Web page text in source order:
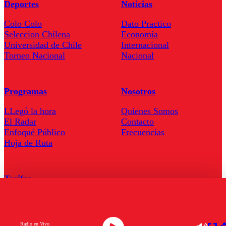
Radio en Vivo
Deportes
Colo Colo
Seleccion Chilena
Universidad de Chile
Torneo Nacional
Noticias
Dato Practico
Economía
Internacional
Nacional
Programas
LLegó la hora
El Radar
Enfoqué Público
Hoja de Ruta
Nosotros
Quienes Somos
Contacto
Frecuencias
Tarifas